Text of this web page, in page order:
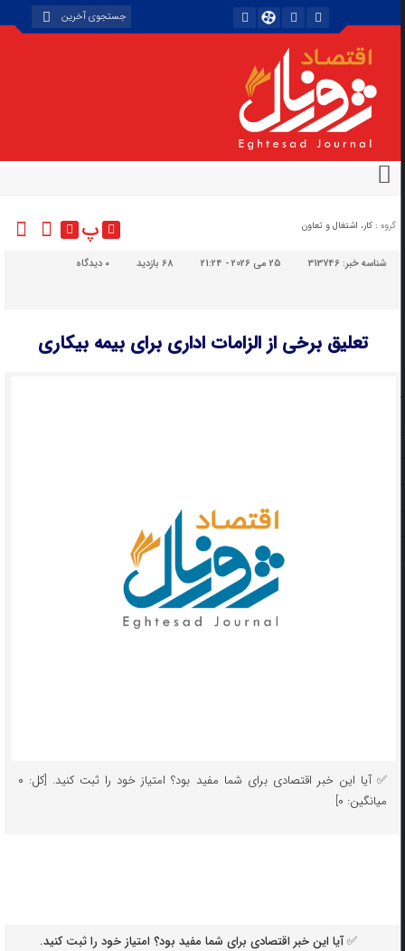
گروه : کار، اشتغال و تعاون پ
شناسه خبر:313746 25 می 2026 - 21:24 68 بازدید دیدگاه
تعلیق برخی از الزامات اداری برای بیمه بیکاری
میانگین: ۰]
✅ آیا این خبر اقتصادی برای شما مفید بود؟ امتیاز خود را ثبت کنید.